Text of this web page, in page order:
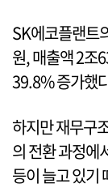
SK에코플랜트
원, 매출액 2조
39.8% 증가했
하지만 재무구
의 전환 과정에
등이 늘고 있기